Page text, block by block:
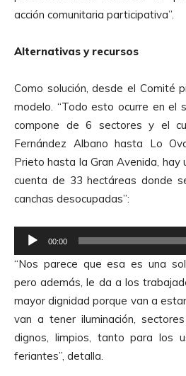
u
i
o
d
c
o
r
d
e
A
u
d
i
acción comunitaria participativa”.
Alternativas y recursos
Como solución, desde el Comité
modelo. “Todo esto ocurre en el
compone de 6 sectores y el
Fernández Albano hasta Lo
Prieto hasta la Gran Avenida, hay
cuenta de 33 hectáreas donde
canchas desocupadas”:
e
p
r
o
d
u
c
00:00
“Nos parece que esa es una
pero además, le da a los
mayor dignidad porque van a
van a tener iluminación,
dignos, limpios, tanto para los
feriantes”, detalla.